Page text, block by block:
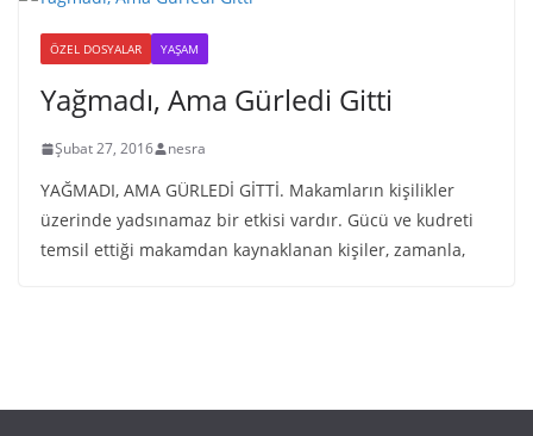
ÖZEL DOSYALAR YAŞAM
Yağmadı, Ama Gürledi Gitti
Şubat 27, 2016 nesra
YAĞMADI, AMA GÜRLEDİ GİTTİ. Makamların kişilikler
üzerinde yadsınamaz bir etkisi vardır. Gücü ve kudreti
temsil ettiği makamdan kaynaklanan kişiler, zamanla,